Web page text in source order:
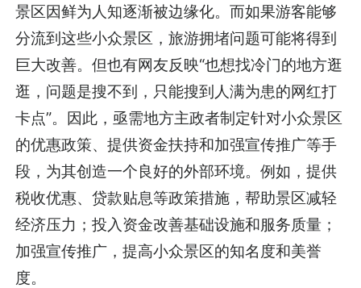
景区因鲜为人知逐渐被边缘化。而如果游客能够
分流到这些小众景区，旅游拥堵问题可能将得到
巨大改善。但也有网友反映“也想找冷门的地方逛
逛，问题是搜不到，只能搜到人满为患的网红打
卡点”。因此，亟需地方主政者制定针对小众景区
的优惠政策、提供资金扶持和加强宣传推广等手
段，为其创造一个良好的外部环境。例如，提供
税收优惠、贷款贴息等政策措施，帮助景区减轻
经济压力；投入资金改善基础设施和服务质量；
加强宣传推广，提高小众景区的知名度和美誉
度。